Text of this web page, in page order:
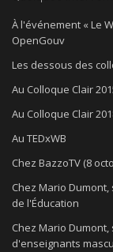
À l'événement « Le
OpenGouv
Les dessous des
Au Colloque Clair
Au Colloque Clair
Au TEDxWB
Chez BazzoTV (8
Chez Mario
de l'Éducation
Chez Mario
d'enseignants